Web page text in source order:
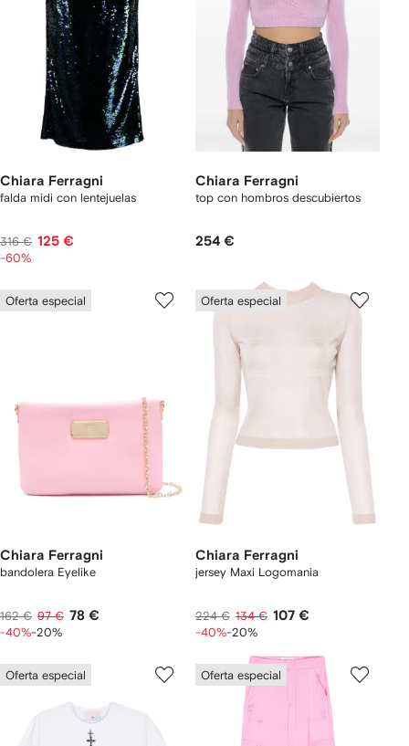
Chiara Ferragni
falda midi con lentejuelas
316 € 125 €
-60%
Chiara Ferragni
top con hombros descubiertos
254 €
Oferta especial
Chiara Ferragni
bandolera Eyelike
162 € 97 € 78 €
-40%-20%
Oferta especial
Chiara Ferragni
jersey Maxi Logomania
224 € 134 € 107 €
-40%-20%
Oferta especial Oferta especial